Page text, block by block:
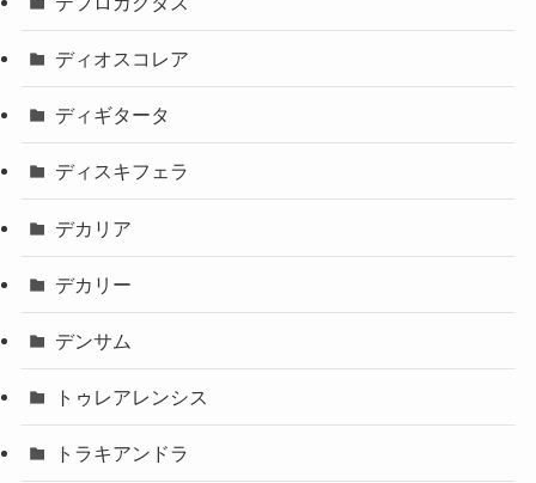
ディオスコレア
ディギタータ
ディスキフェラ
デカリア
デカリー
デンサム
トゥレアレンシス
トラキアンドラ